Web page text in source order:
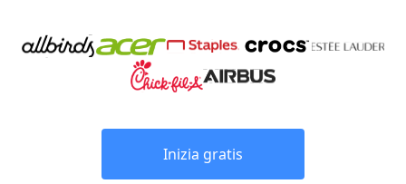
Inizia gratis